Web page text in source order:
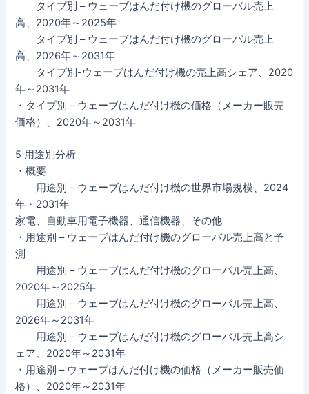
タイプ別 – ウェーブはんだ付け機のグローバル売上
高、2020年～2025年
タイプ別 – ウェーブはんだ付け機のグローバル売上
高、2026年～2031年
タイプ別-ウェーブはんだ付け機の売上高シェア、2020
年～2031年
・タイプ別 – ウェーブはんだ付け機の価格（メーカー販売
価格）、2020年～2031年
5 用途別分析
・概要
用途別 – ウェーブはんだ付け機の世界市場規模、2024
年・2031年
家電、自動車用電子機器、通信機器、その他
・用途別 – ウェーブはんだ付け機のグローバル売上高と予
測
用途別 – ウェーブはんだ付け機のグローバル売上高、
2020年～2025年
用途別 – ウェーブはんだ付け機のグローバル売上高、
2026年～2031年
用途別 – ウェーブはんだ付け機のグローバル売上高シ
ェア、2020年～2031年
・用途別 – ウェーブはんだ付け機の価格（メーカー販売価
格）、2020年～2031年